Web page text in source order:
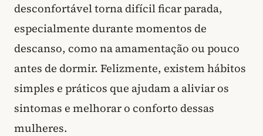
desconfortável torna difícil ficar parada,
especialmente durante momentos de
descanso, como na amamentação ou pouco
antes de dormir. Felizmente, existem hábitos
simples e práticos que ajudam a aliviar os
sintomas e melhorar o conforto dessas
mulheres.